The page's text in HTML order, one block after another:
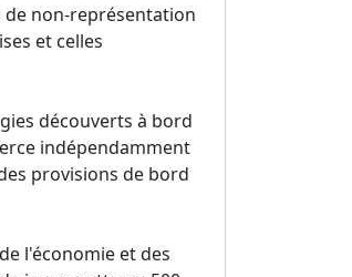
de non-représentation
et celles
découverts à bord
indépendamment
provisions de bord
l'économie et des